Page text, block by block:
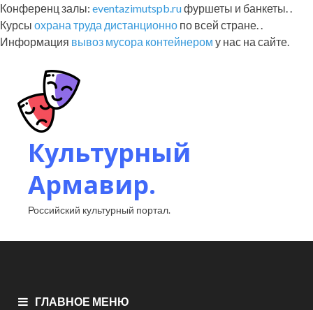
Конференц залы: eventazimutspb.ruфуршеты и банкеты. .
Курсы охрана труда дистанционно по всей стране. .
Информация вывоз мусора контейнером у нас на сайте.
Культурный
Армавир.
Российский культурный портал.
ГЛАВНОЕ МЕНЮ